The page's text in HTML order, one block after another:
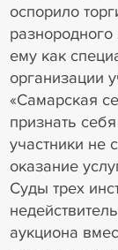
оспорило
ему как
организации
«Самарская
признать
участники не
оказание
Суды трех
аукциона